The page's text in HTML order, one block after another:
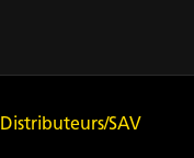
Distributeurs/SAV